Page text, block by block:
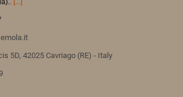
5D, 42025 Cavriago (RE) - Italy